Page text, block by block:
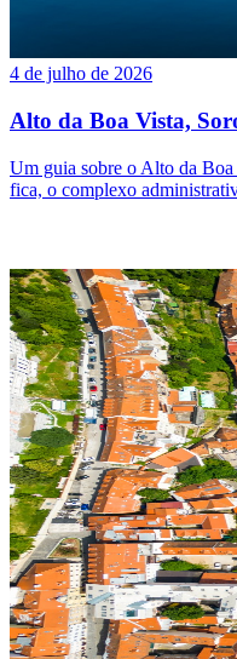
4 de julho de 2026
Alto da Boa Vista,
Um guia sobre o Alto da
fica, o complexo